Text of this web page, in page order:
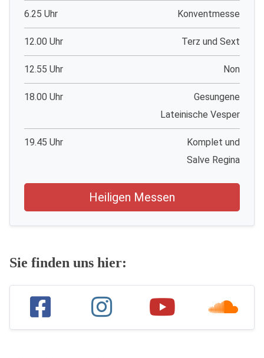
6.25 Uhr Konventmesse
12.00 Uhr Terz und Sext
12.55 Uhr Non
18.00 Uhr
Gesungene
Lateinische Vesper
19.45 Uhr
Komplet und
Salve Regina
Heiligen Messen
Sie finden uns hier: